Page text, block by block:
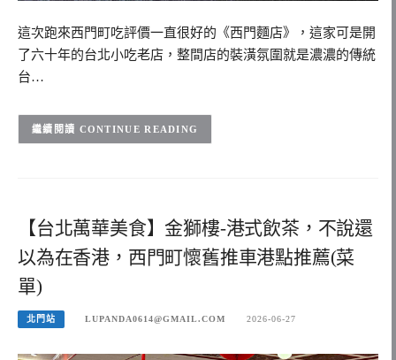
這次跑來西門町吃評價一直很好的《西門麵店》，這家可是開
了六十年的台北小吃老店，整間店的裝潢氛圍就是濃濃的傳統
台…
CONTINUE READING
【台北萬華美食】金獅樓-港式飲茶，不說還
以為在香港，西門町懷舊推車港點推薦(菜
單)
北門站 LUPANDA0614@GMAIL.COM 2026-06-27